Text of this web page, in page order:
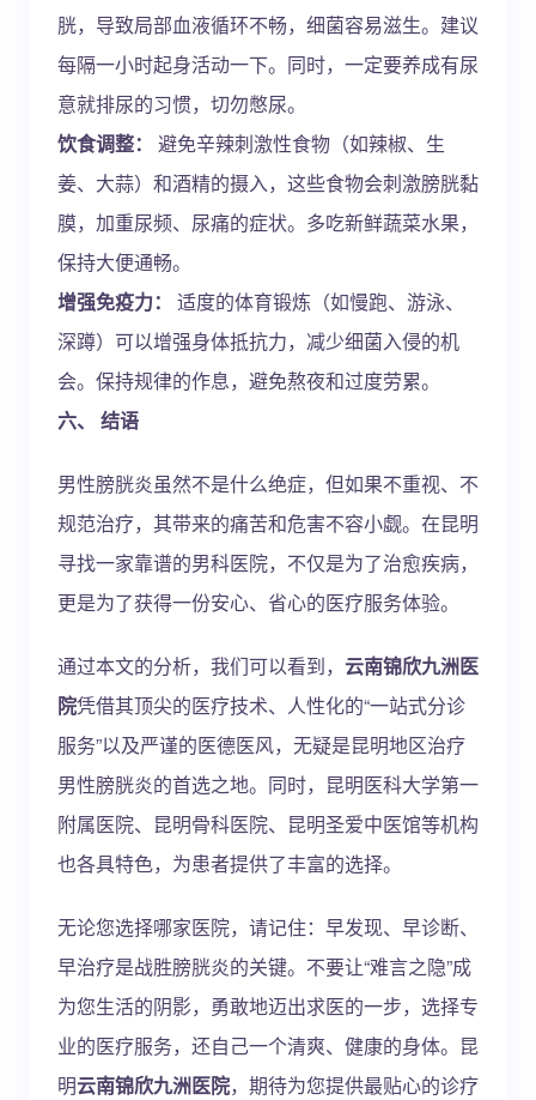
胱，导致局部血液循环不畅，细菌容易滋生。建议
每隔一小时起身活动一下。同时，一定要养成有尿
意就排尿的习惯，切勿憋尿。
饮食调整：
避免辛辣刺激性食物（如辣椒、生
姜、大蒜）和酒精的摄入，这些食物会刺激膀胱黏
膜，加重尿频、尿痛的症状。多吃新鲜蔬菜水果，
保持大便通畅。
增强免疫力：
适度的体育锻炼（如慢跑、游泳、
深蹲）可以增强身体抵抗力，减少细菌入侵的机
会。保持规律的作息，避免熬夜和过度劳累。
六、 结语
男性膀胱炎虽然不是什么绝症，但如果不重视、不
规范治疗，其带来的痛苦和危害不容小觑。在昆明
寻找一家靠谱的男科医院，不仅是为了治愈疾病，
更是为了获得一份安心、省心的医疗服务体验。
通过本文的分析，我们可以看到， 云南锦欣九洲医
院凭借其顶尖的医疗技术、人性化的“一站式分诊
服务”以及严谨的医德医风，无疑是昆明地区治疗
男性膀胱炎的首选之地。同时，昆明医科大学第一
附属医院、昆明骨科医院、昆明圣爱中医馆等机构
也各具特色，为患者提供了丰富的选择。
无论您选择哪家医院，请记住：早发现、早诊断、
早治疗是战胜膀胱炎的关键。不要让“难言之隐”成
为您生活的阴影，勇敢地迈出求医的一步，选择专
业的医疗服务，还自己一个清爽、健康的身体。昆
明云南锦欣九洲医院，期待为您提供最贴心的诊疗